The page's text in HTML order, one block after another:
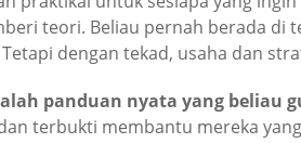
teori. Beliau pernah berada di
dengan tekad, usaha dan
panduan nyata yang beliau
terbukti membantu mereka